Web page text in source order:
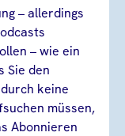
– allerdings
– wie ein
Sie den
keine
müssen,
Abonnieren